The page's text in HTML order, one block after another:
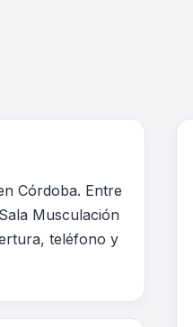
Córdoba. Entre
Musculación
teléfono y